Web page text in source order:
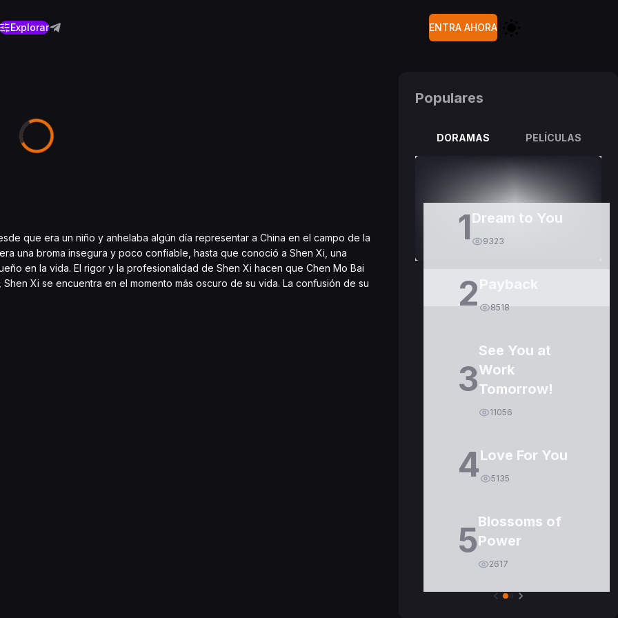
Explorar ENTRA AHORA
que era un niño y anhelaba algún día representar a China en el campo de la
una broma insegura y poco confiable, hasta que conoció a Shen Xi, una
en la vida. El rigor y la profesionalidad de Shen Xi hacen que Chen Mo Bai
Xi se encuentra en el momento más oscuro de su vida. La confusión de su
Populares
DORAMAS PELÍCULAS
1Dream to You
9323
2 8518
3
See You at
Work
Tomorrow!
11056
4Love For You
5135
5Blossoms of
Power
2617